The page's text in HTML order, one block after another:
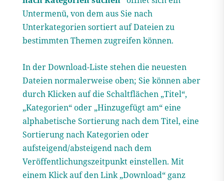
Untermenü, von dem aus Sie nach
Unterkategorien sortiert auf Dateien zu
bestimmten Themen zugreifen können.
In der Download-Liste stehen die neuesten
Dateien normalerweise oben; Sie können aber
durch Klicken auf die Schaltflächen „Titel“,
„Kategorien“ oder „Hinzugefügt am“ eine
alphabetische Sortierung nach dem Titel, eine
Sortierung nach Kategorien oder
aufsteigend/absteigend nach dem
Veröffentlichungszeitpunkt einstellen. Mit
einem Klick auf den Link „Download“ ganz